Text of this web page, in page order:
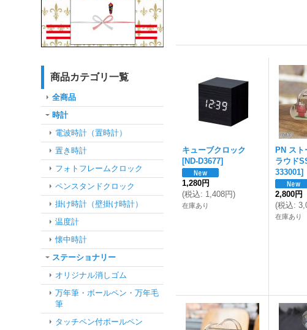
商品カテゴリ一覧
全商品
時計
電波時計（置時計）
置き時計
フォトフレームクロック
ペンスタンドクロック
掛け時計（壁掛け時計）
温度計
懐中時計
ステーショナリー
オリジナル消しゴム
万年筆・ボールペン・万年毛
筆
タッチペン付ボールペン
キューブクロック
[ND-D3677]
1,280円
(税込: 1,408円)
在庫あり
PN スト
ラウド
333001]
2,800円
(税込:
在庫あり